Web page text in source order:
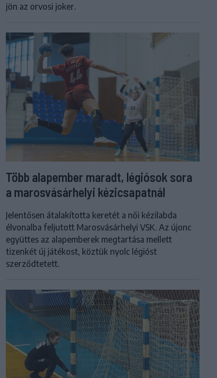
jön az orvosi joker.
Több alapember maradt, légiósok sora
a marosvásárhelyi kézicsapatnál
Jelentősen átalakította keretét a női kézilabda
élvonalba feljutott Marosvásárhelyi VSK. Az újonc
együttes az alapemberek megtartása mellett
tizenkét új játékost, köztük nyolc légióst
szerződtetett.